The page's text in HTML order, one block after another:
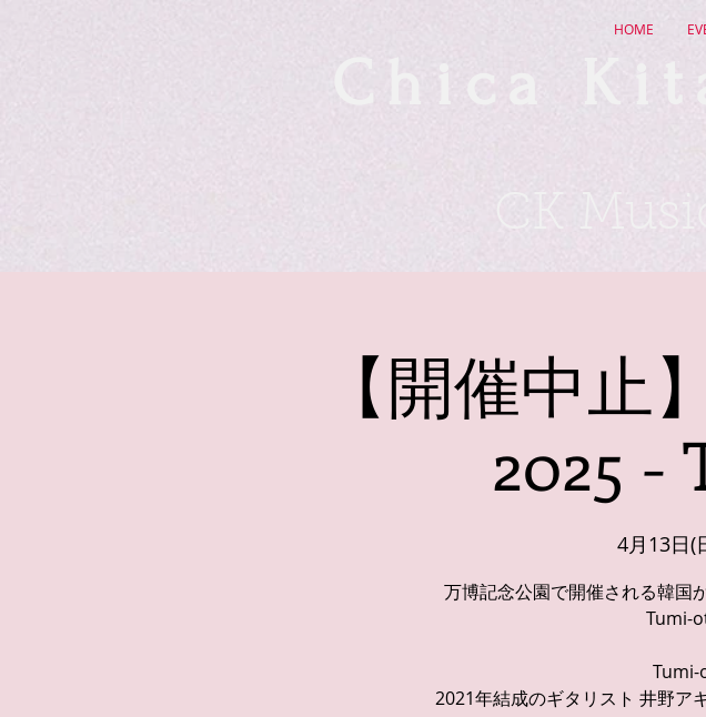
HOME
Chica
CK
【開催中止
2025 -
4月13日(
万博記念公園で開催される韓国
Tumi-
Tumi-
2021年結成のギタリスト 井野ア